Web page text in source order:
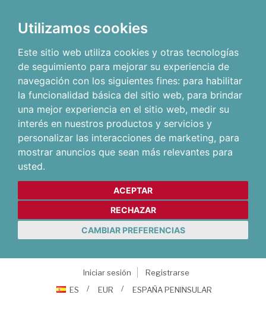
Utilizamos cookies
Este sitio web utiliza cookies y otras tecnologías
de seguimiento para mejorar su experiencia de
navegación con los siguientes fines: para habilitar
la funcionalidad básica del sitio web, para brindar
una mejor experiencia en el sitio web, medir su
interés en nuestros productos y servicios y
personalizar las interacciones de marketing, para
mostrar anuncios que sean más relevantes para
usted.
ACEPTAR
RECHAZAR
CAMBIAR PREFERENCIAS
Iniciar sesión
Registrarse
ES
EUR ESPAÑA PENINSULAR